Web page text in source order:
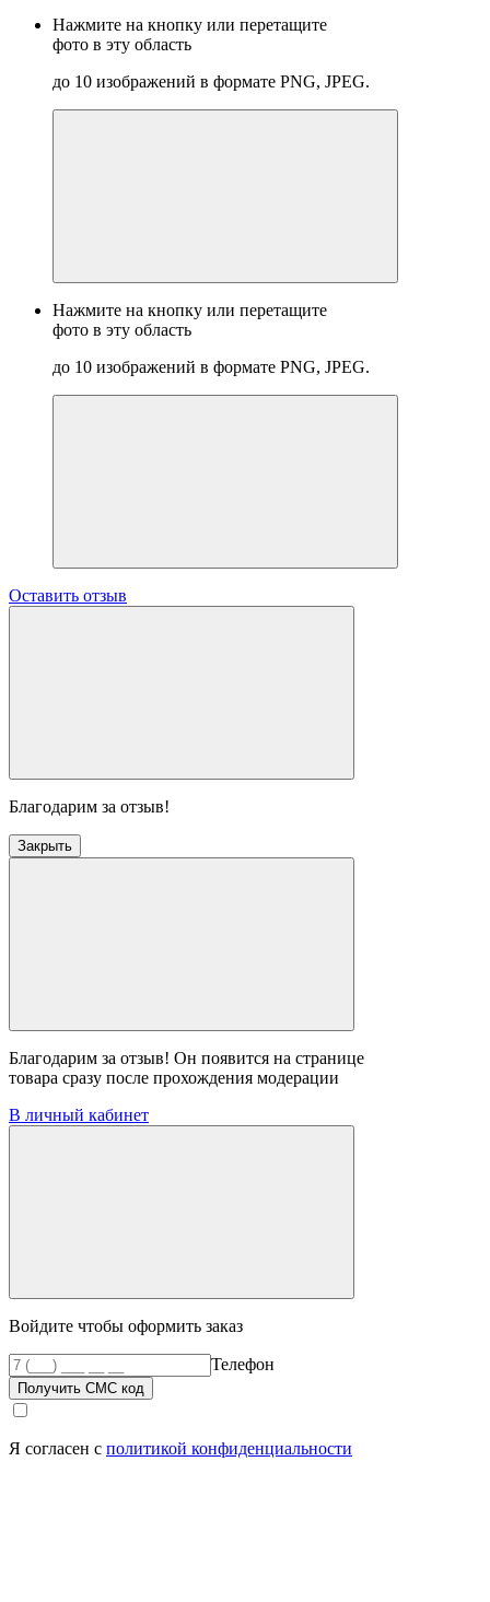
Нажмите на кнопку или перетащите
фото в эту область
до 10 изображений в формате PNG, JPEG.
Нажмите на кнопку или перетащите
фото в эту область
до 10 изображений в формате PNG, JPEG.
Оставить отзыв
Благодарим за отзыв!
Закрыть
Благодарим за отзыв! Он появится на странице
товара сразу после прохождения модерации
В личный кабинет
Войдите чтобы оформить заказ
Телефон
Получить СМС код
Я согласен с политикой конфиденциальности